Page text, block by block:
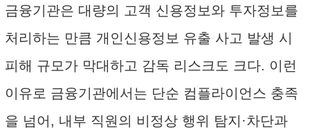
금융기관은 대량의 고객 신용정보와 투자정보를
처리하는 만큼 개인신용정보 유출 사고 발생 시
피해 규모가 막대하고 감독 리스크도 크다. 이런
이유로 금융기관에서는 단순 컴플라이언스 충족
을 넘어, 내부 직원의 비정상 행위 탐지·차단과